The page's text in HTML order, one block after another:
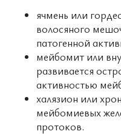
ячмень или
волосяного
патогенной
мейбомит или
развивается
активностью
халязион или
мейбомиевых
протоков.